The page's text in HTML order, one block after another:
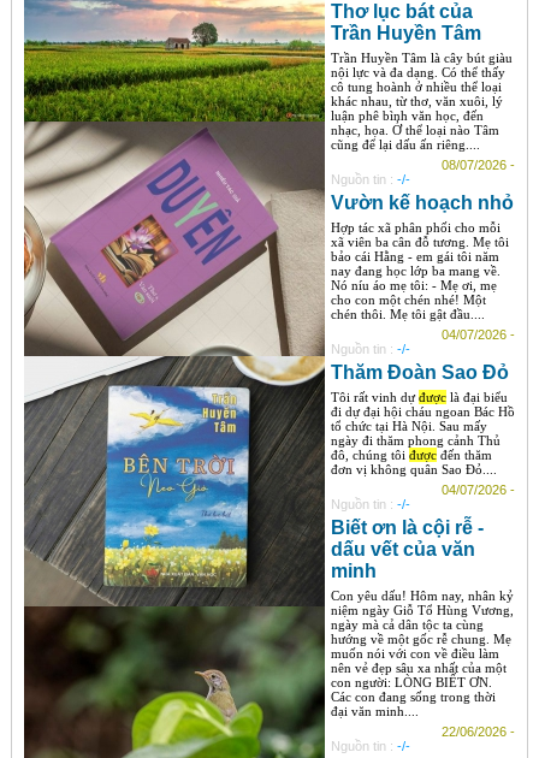
Thơ lục bát của
Trần Huyền Tâm
Trần Huyền Tâm là cây bút giàu
nội lực và đa dạng. Có thể thấy
cô tung hoành ở nhiều thể loại
khác nhau, từ thơ, văn xuôi, lý
luận phê bình văn học, đến
nhạc, họa. Ở thể loại nào Tâm
cũng để lại dấu ấn riêng....
08/07/2026 -
Nguồn tin : -/-
Vườn kế hoạch nhỏ
Hợp tác xã phân phối cho mỗi
xã viên ba cân đỗ tương. Mẹ tôi
bảo cái Hằng - em gái tôi năm
nay đang học lớp ba mang về.
Nó níu áo mẹ tôi: - Mẹ ơi, mẹ
cho con một chén nhé! Một
chén thôi. Mẹ tôi gật đầu....
04/07/2026 -
Nguồn tin : -/-
Thăm Đoàn Sao Đỏ
Tôi rất vinh dựđượclà đại biểu
đi dự đại hội cháu ngoan Bác Hồ
tổ chức tại Hà Nội. Sau mấy
ngày đi thăm phong cảnh Thủ
đô, chúng tôi đượcđến thăm
đơn vị không quân Sao Đỏ....
04/07/2026 -
Nguồn tin : -/-
Biết ơn là cội rễ -
dấu vết của văn
minh
Con yêu dấu! Hôm nay, nhân kỷ
niệm ngày Giỗ Tổ Hùng Vương,
ngày mà cả dân tộc ta cùng
hướng về một gốc rễ chung. Mẹ
muốn nói với con về điều làm
nên vẻ đẹp sâu xa nhất của một
con người: LÒNG BIẾT ƠN.
Các con đang sống trong thời
đại văn minh....
22/06/2026 -
Nguồn tin : -/-